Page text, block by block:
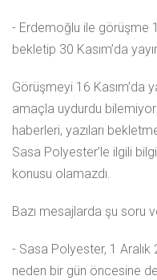
- Erdemoğlu ile görüşme
bekletip 30 Kasım’da
Görüşmeyi 16 Kasım’da
amaçla uydurdu
haberleri, yazıları
Sasa Polyester’le ilgili
konusu olamazdı.
Bazı mesajlarda şu soru
- Sasa Polyester, 1 Aralık
neden bir gün öncesine